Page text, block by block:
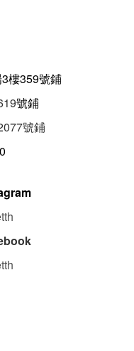
樓359號鋪
號鋪
號鋪